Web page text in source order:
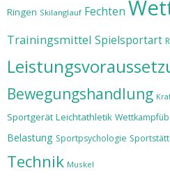
Ringen Skilanglauf Fechten
Trainingsmittel Spielsportart
Bewegungshandlung
Sportgerät Leichtathletik
Belastung Sportpsychologie
Technik Muskel